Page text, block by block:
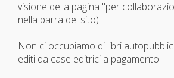
visione della pagina "per
nella barra del sito).
Non ci occupiamo di libri
editi da case editrici a pagamento.